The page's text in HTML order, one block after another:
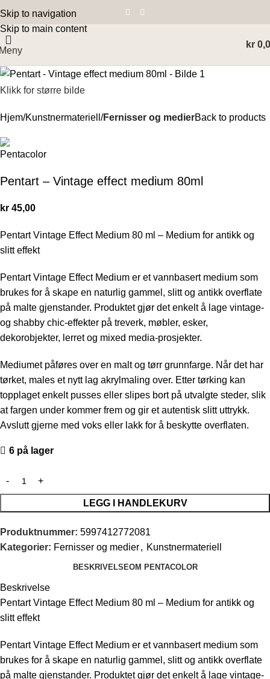
Skip to navigation
Skip to main content
kr
Klikk for større bilde
Hjem Kunstnermateriell Fernisser og medierBack to products
Pentart – Vintage effect medium 80ml
kr 45,00
Pentart Vintage Effect Medium 80 ml – Medium for antikk og
slitt effekt
Pentart Vintage Effect Medium er et vannbasert medium som
brukes for å skape en naturlig gammel, slitt og antikk overflate
på malte gjenstander. Produktet gjør det enkelt å lage vintage-
og shabby chic-effekter på treverk, møbler, esker,
dekorobjekter, lerret og mixed media-prosjekter.
Mediumet påføres over en malt og tørr grunnfarge. Når det har
tørket, males et nytt lag akrylmaling over. Etter tørking kan
topplaget enkelt pusses eller slipes bort på utvalgte steder, slik
at fargen under kommer frem og gir et autentisk slitt uttrykk.
Avslutt gjerne med voks eller lakk for å beskytte overflaten.
6 på lager
LEGG I HANDLEKURV
Produktnummer: 5997412772081
Kategorier: Fernisser og medier, Kunstnermateriell
BESKRIVELSEOM PENTACOLOR
Beskrivelse
Pentart Vintage Effect Medium 80 ml – Medium for antikk og
slitt effekt
Pentart Vintage Effect Medium er et vannbasert medium som
brukes for å skape en naturlig gammel, slitt og antikk overflate
på malte gjenstander. Produktet gjør det enkelt å lage vintage-